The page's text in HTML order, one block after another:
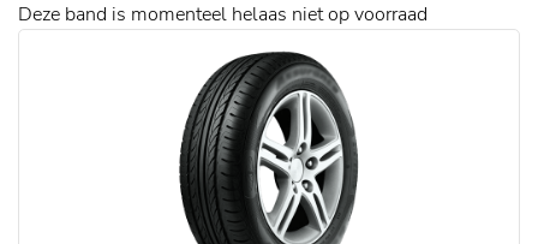
Deze band is momenteel helaas niet op voorraad